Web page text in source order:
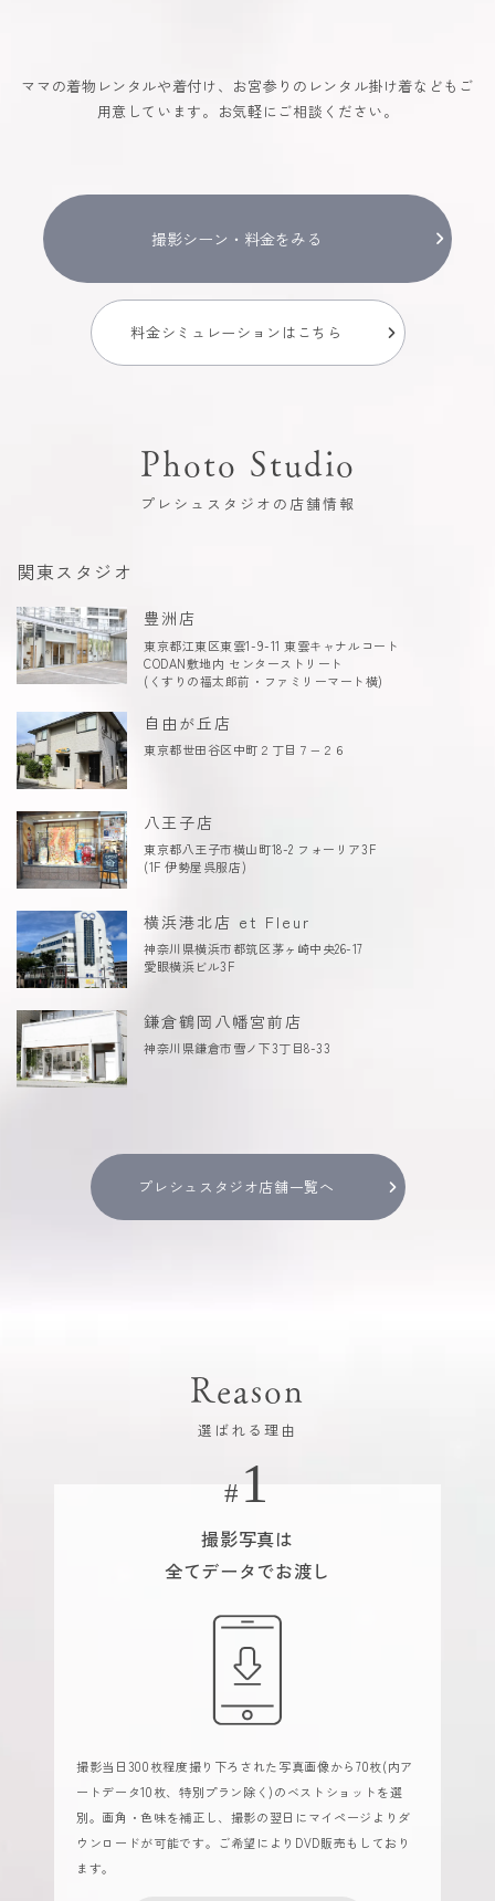
ママの着物レンタルや着付け、お宮参りのレンタル掛け着などもご
用意しています。お気軽にご相談ください。
撮影シーン・料金をみる
料金シミュレーションはこちら
Photo Studio
プレシュスタジオの店舗情報
関東スタジオ
豊洲店
東京都江東区東雲1-9-11 東雲キャナルコート
CODAN敷地内 センターストリート
(くすりの福太郎前・ファミリーマート横)
自由が丘店
東京都世田谷区中町２丁目７−２６
八王子店
東京都八王子市横山町18-2 フォーリア3F
(1F 伊勢屋呉服店)
横浜港北店 et Fleur
神奈川県横浜市都筑区茅ヶ崎中央26-17
愛眼横浜ビル3F
鎌倉鶴岡八幡宮前店
神奈川県鎌倉市雪ノ下3丁目8-33
プレシュスタジオ店舗一覧へ
Reason
選ばれる理由
撮影写真は
全てデータでお渡し
撮影当日300枚程度撮り下ろされた写真画像から70枚(内ア
ートデータ10枚、特別プラン除く)のベストショットを選
別。画角・色味を補正し、撮影の翌日にマイページよりダ
ウンロードが可能です。ご希望によりDVD販売もしており
ます。